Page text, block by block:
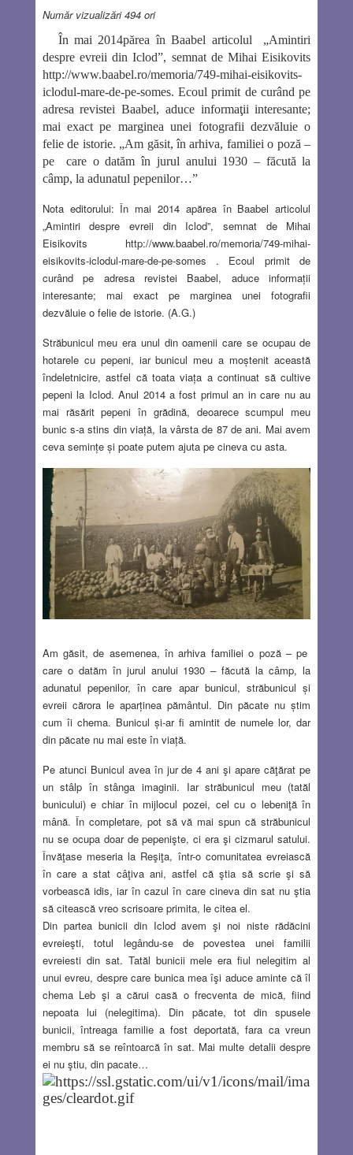
Număr vizualizări 494 ori
În mai 2014părea în Baabel articolul „Amintiri
despre evreii din Iclod”, semnat de Mihai Eisikovits
http://www.baabel.ro/memoria/749-mihai-eisikovits-
iclodul-mare-de-pe-somes. Ecoul primit de curând pe
adresa revistei Baabel, aduce informaţii interesante;
mai exact pe marginea unei fotografii dezvăluie o
felie de istorie. „Am găsit, în arhiva, familiei o poză –
pe
care o datăm în jurul anului 1930 – făcută la
câmp, la adunatul pepenilor…”
Nota editorului: În mai 2014 apărea în Baabel articolul
„Amintiri despre evreii din Iclod”, semnat de Mihai
Eisikovits http://www.baabel.ro/memoria/749-mihai-
eisikovits-iclodul-mare-de-pe-somes . Ecoul primit de
curând pe adresa revistei Baabel, aduce informaţii
interesante; mai exact pe marginea unei fotografii
dezvăluie o felie de istorie. (A.G.)
Străbunicul meu era unul din oamenii care se ocupau de
hotarele cu pepeni, iar bunicul meu a moştenit această
îndeletnicire, astfel că toata viaţa a continuat să cultive
pepeni la Iclod. Anul 2014 a fost primul an in care nu au
mai răsărit pepeni în grădină, deoarece scumpul meu
bunic s-a stins din viaţă, la vârsta de 87 de ani. Mai avem
ceva seminţe şi poate putem ajuta pe cineva cu asta.
Am găsit, de asemenea, în arhiva familiei o poză – pe
care o datăm în jurul anului 1930 – făcută la câmp, la
adunatul pepenilor, în care apar bunicul, străbunicul şi
evreii cărora le aparţinea pământul. Din păcate nu ştim
cum îi chema. Bunicul şi-ar fi amintit de numele lor, dar
din păcate nu mai este în viaţă.
Pe atunci Bunicul avea în jur de 4 ani şi apare căţărat pe
un stâlp în stânga imaginii. Iar străbunicul meu (tatăl
bunicului) e chiar în mijlocul pozei, cel cu o lebeniţă în
mână. În completare, pot să vă mai spun că străbunicul
nu se ocupa doar de pepenişte, ci era şi cizmarul satului.
Învăţase meseria la Reşiţa, într-o comunitatea evreiască
în care a stat câţiva ani, astfel că ştia să scrie şi să
vorbească idis, iar în cazul în care cineva din sat nu ştia
să citească vreo scrisoare primita, le citea el.
Din partea bunicii din Iclod avem şi noi niste rădăcini
evreieşti, totul legându-se de povestea unei familii
evreiesti din sat. Tatăl bunicii mele era fiul nelegitim al
unui evreu, despre care bunica mea îşi aduce aminte că îl
chema Leb şi a cărui casă o frecventa de mică, fiind
nepoata lui (nelegitima). Din păcate, tot din spusele
bunicii, întreaga familie a fost deportată, fara ca vreun
membru să se reîntoarcă în sat. Mai multe detalii despre
ei nu ştiu, din pacate…